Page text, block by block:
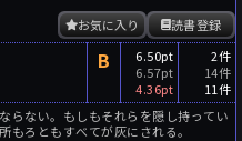
読書登録
お気に入り
B
6.50pt
6.57pt
4.36pt
2件
14件
11件
らない。もしもそれらを隠し持ってい
もろともすべてが灰にされる。